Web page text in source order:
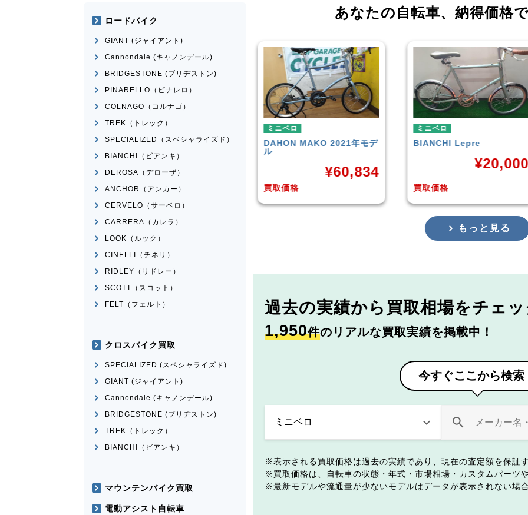
あなたの自転車、 納得価格
ミニベロ
DAHONMAKO 2021年モデ
ル
買取価格
¥
ミニベロ
BIANCHILepre
買取価格
¥20,000
ミニベロ
ternSURGE 2021年モデル
買取価格
¥
もっと見る
過去の実績から 買取相場をチェ
1,950件のリアルな買取実績を掲載中！
今すぐここから検索
表示される買取価格は過去の実績であり、現在の査定額を保証
買取価格は、自転車の状態・年式・市場相場・カスタムパーツ
最新モデルや流通量が少ないモデルはデータが表示されない場
ロードバイク
GIANT (ジャイアント)
Cannondale (キャノンデール)
BRIDGESTONE (ブリヂストン)
PINARELLO（ピナレロ）
COLNAGO（コルナゴ）
TREK（トレック）
SPECIALIZED（スペシャライズド）
BIANCHI（ビアンキ）
DEROSA（デローザ）
ANCHOR（アンカー）
CERVELO（サーベロ）
CARRERA（カレラ）
LOOK（ルック）
CINELLI（チネリ）
RIDLEY（リドレー）
SCOTT（スコット）
FELT（フェルト）
クロスバイク買取
SPECIALIZED (スペシャライズド)
GIANT (ジャイアント)
Cannondale (キャノンデール)
BRIDGESTONE (ブリヂストン)
TREK（トレック）
BIANCHI（ビアンキ）
マウンテンバイク買取
電動アシスト自転車